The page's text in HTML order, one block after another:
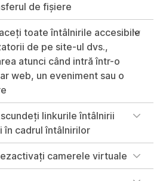
de fișiere
toate întâlnirile accesibile
de pe site-ul dvs.,
atunci când intră într-o
web, un eveniment sau o
linkurile întâlnirii
cadrul întâlnirilor
camerele virtuale